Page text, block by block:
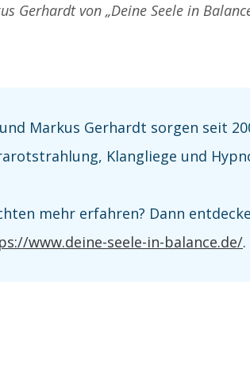
Gerhardt von „Deine Seele in
und Markus Gerhardt sorgen seit
Klangliege und
mehr erfahren? Dann
www.deine-seele-in-balance.de/.